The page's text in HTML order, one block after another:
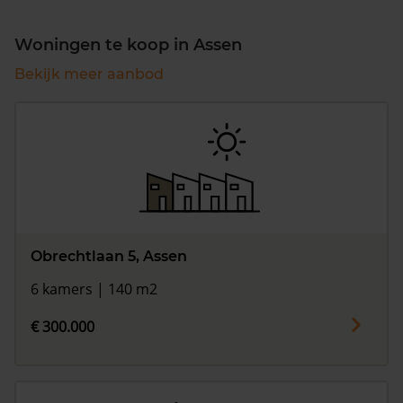
Woningen te koop in Assen
Bekijk meer aanbod
Obrechtlaan 5, Assen
6 kamers | 140 m2
€ 300.000